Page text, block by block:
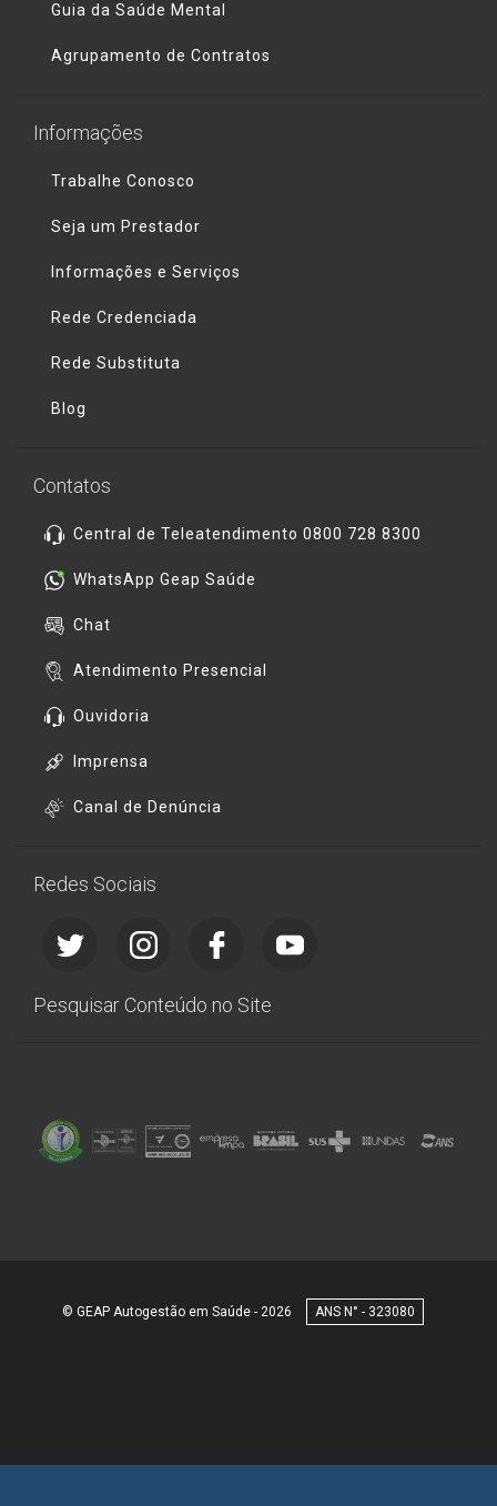
Guia da Saúde Mental
Agrupamento de Contratos
Informações
Trabalhe Conosco
Seja um Prestador
Informações e Serviços
Rede Credenciada
Rede Substituta
Blog
Contatos
Central de Teleatendimento 0800 728 8300
WhatsApp Geap Saúde
Chat
Atendimento Presencial
Ouvidoria
Imprensa
Canal de Denúncia
Redes Sociais
Pesquisar Conteúdo no Site
© GEAP Autogestão em Saúde - 2026 323080